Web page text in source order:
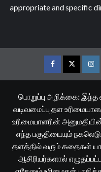
appropriate and specific
FacebookTwitter
பொறுப்பு அறிக்கை:
வடிவமைப்பு தள
உரிமையாளரின்
எந்த பகுதியையும்
தளத்தில் வரும் கதைகள்
ஆசிரியர்களால்